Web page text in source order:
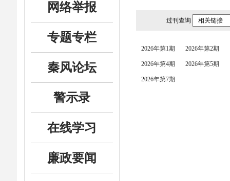
网络举报
专题专栏
秦风论坛
警示录
在线学习
廉政要闻
过刊查询 相关链接
2026年第1期 2026年第2期
2026年第4期 2026年第5期
2026年第7期